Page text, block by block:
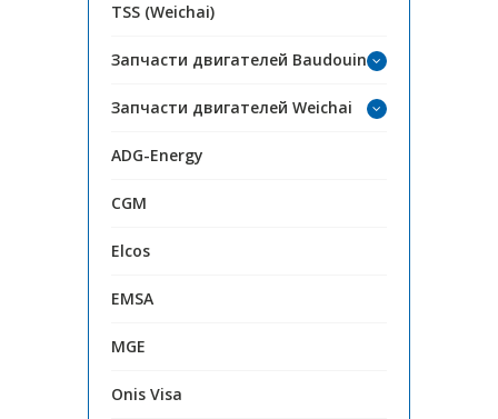
TSS (Weichai)
Запчасти двигателей Baudouin
Запчасти двигателей Weichai
ADG-Energy
CGM
Elcos
EMSA
MGE
Onis Visa